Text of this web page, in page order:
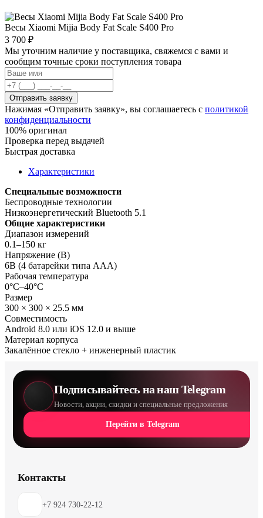
Весы Xiaomi Mijia Body Fat Scale S400 Pro
3 700 ₽
Мы уточним наличие у поставщика, свяжемся с вами и
сообщим точные сроки поступления товара
Отправить заявку
Нажимая «Отправить заявку», вы соглашаетесь с политикой
конфиденциальности
100% оригинал
Проверка перед выдачей
Быстрая доставка
Характеристики
Специальные возможности
Беспроводные технологии
Низкоэнергетический Bluetooth 5.1
Общие характеристики
Диапазон измерений
0.1–150 кг
Напряжение (В)
6В (4 батарейки типа AAA)
Рабочая температура
0°C–40°C
Размер
300 × 300 × 25.5 мм
Совместимость
Android 8.0 или iOS 12.0 и выше
Материал корпуса
Закалённое стекло + инженерный пластик
Подписывайтесь на наш Telegram
Новости, акции, скидки и специальные предложения
Перейти в Telegram
Контакты
+7 924 730-22-12